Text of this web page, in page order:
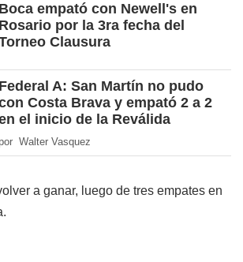
Boca empató con Newell's en
Rosario por la 3ra fecha del
Clausura
Federal A: San Martín no pudo
Costa Brava y empató 2 a 2
el inicio de la Reválida
por Walter Vasquez
a ganar, luego de tres empates en